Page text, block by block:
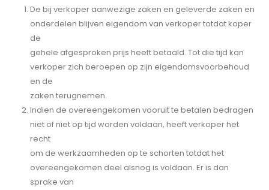
De bij verkoper aanwezige zaken en geleverde zaken en
onderdelen blijven eigendom van verkoper totdat koper
de
gehele afgesproken prijs heeft betaald. Tot die tijd kan
verkoper zich beroepen op zijn eigendomsvoorbehoud
en de
zaken terugnemen.
Indien de overeengekomen vooruit te betalen bedragen
niet of niet op tijd worden voldaan, heeft verkoper het
recht
om de werkzaamheden op te schorten totdat het
overeengekomen deel alsnog is voldaan. Er is dan
sprake van